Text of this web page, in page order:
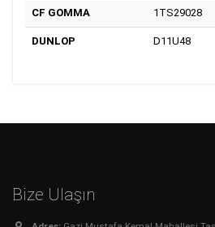
CF GOMMA 1TS29028
DUNLOP D11U48
Bize Ulaşın